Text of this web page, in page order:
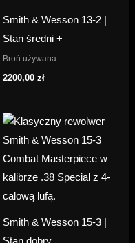
Smith & Wesson 13-2 |
Stan średni +
Broń używana
2200,00 zł
Smith & Wesson 15-3 |